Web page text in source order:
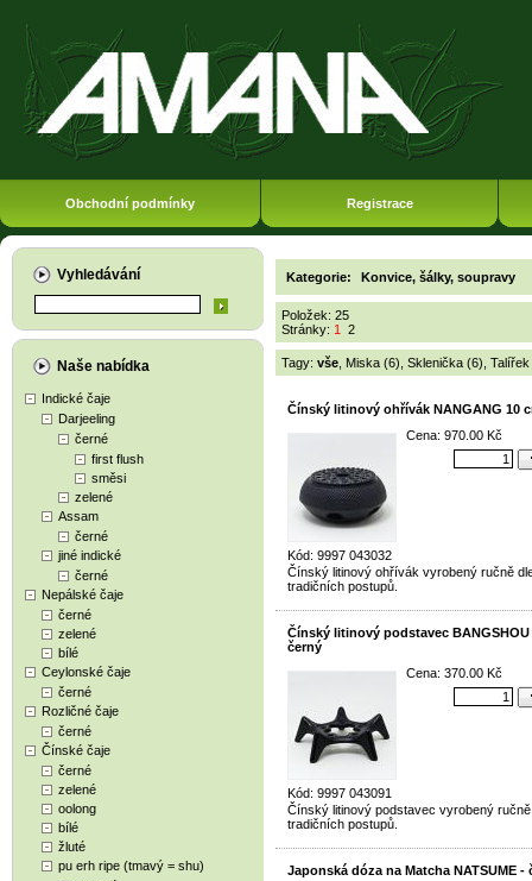
Obchodní podmínky Registrace
Vyhledávání
Naše nabídka
Indické čaje
Darjeeling
černé
first flush
směsi
zelené
Assam
černé
jiné indické
černé
Nepálské čaje
černé
zelené
bílé
Ceylonské čaje
černé
Rozličné čaje
černé
Čínské čaje
černé
zelené
oolong
bílé
žluté
pu erh ripe (tmavý = shu)
Kategorie: Konvice, šálky, soupravy
Položek: 25
Stránky: 1 2
Tagy: vše Miska (6) Sklenička (6)
Čínský litinový ohřívák NANGANG 10
Kód: 9997 043032
Cena: 970.00 Kč
Čínský litinový ohřívák vyrobený ručně
tradičních postupů.
Čínský litinový podstavec BANGSHOU
černý
Kód: 9997 043091
Cena: 370.00 Kč
Čínský litinový podstavec vyrobený ručně
tradičních postupů.
Japonská dóza na Matcha NATSUME -